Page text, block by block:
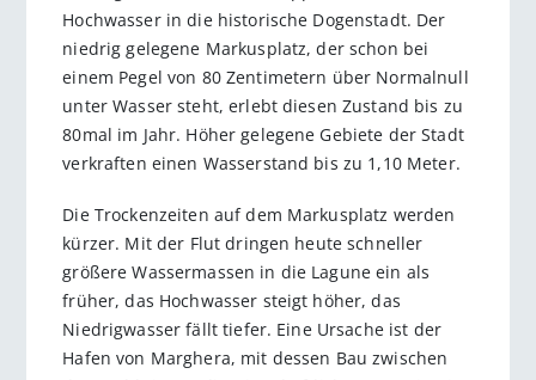
Hochwasser in die historische Dogenstadt. Der
niedrig gelegene Markusplatz, der schon bei
einem Pegel von 80 Zentimetern über Normalnull
unter Wasser steht, erlebt diesen Zustand bis zu
80mal im Jahr. Höher gelegene Gebiete der Stadt
verkraften einen Wasserstand bis zu 1,10 Meter.
Die Trockenzeiten auf dem Markusplatz werden
kürzer. Mit der Flut dringen heute schneller
größere Wassermassen in die Lagune ein als
früher, das Hochwasser steigt höher, das
Niedrigwasser fällt tiefer. Eine Ursache ist der
Hafen von Marghera, mit dessen Bau zwischen